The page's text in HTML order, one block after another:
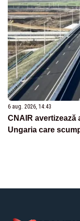
6 aug. 2026, 14:43
CNAIR
Ungaria care